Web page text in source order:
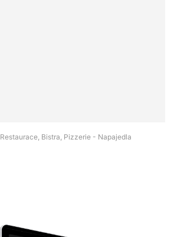
Restaurace, Bistra, Pizzerie - Napajedla